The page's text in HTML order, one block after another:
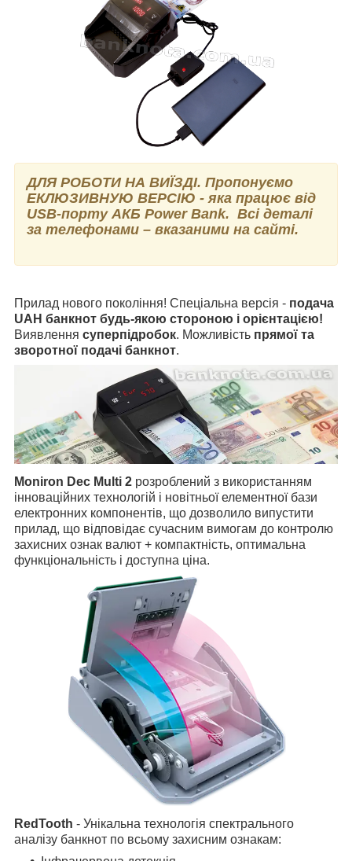
ДЛЯ РОБОТИ НА ВИЇЗДІ. Пропонуємо
ЕКЛЮЗИВНУЮ ВЕРСІЮ - яка працює від
USB-порту АКБ Power Bank. Всі деталі
за телефонами – вказаними на сайті.
Прилад нового покоління! Спеціальна версія - подача
UAH банкнот будь-якою стороною і орієнтацією!
Виявлення суперпідробок. Можливість прямої та
зворотної подачі банкнот.
Moniron Dec Multi 2 розроблений з використанням
інноваційних технологій і новітньої елементної бази
електронних компонентів, що дозволило випустити
прилад, що відповідає сучасним вимогам до контролю
захисних ознак валют + компактність, оптимальна
функціональність і доступна ціна.
RedTooth - Унікальна технологія спектрального
аналізу банкнот по всьому захисним ознакам: